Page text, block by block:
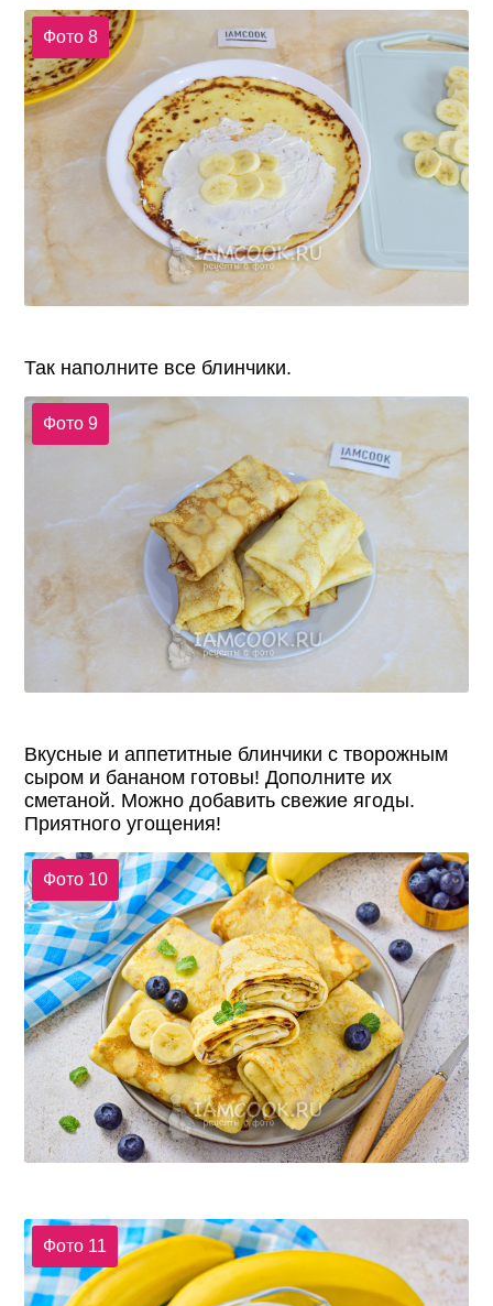
Фото 8
Так наполните все блинчики.
Фото 9
Вкусные и аппетитные блинчики с творожным
сыром и бананом готовы! Дополните их
сметаной. Можно добавить свежие ягоды.
Приятного угощения!
Фото 10
Фото 11